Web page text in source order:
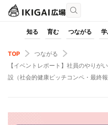
知る 育む つながる
TOP
つながる
【イベントレポート】社員のやりが
設（社会的健康ピッチコンペ・最終